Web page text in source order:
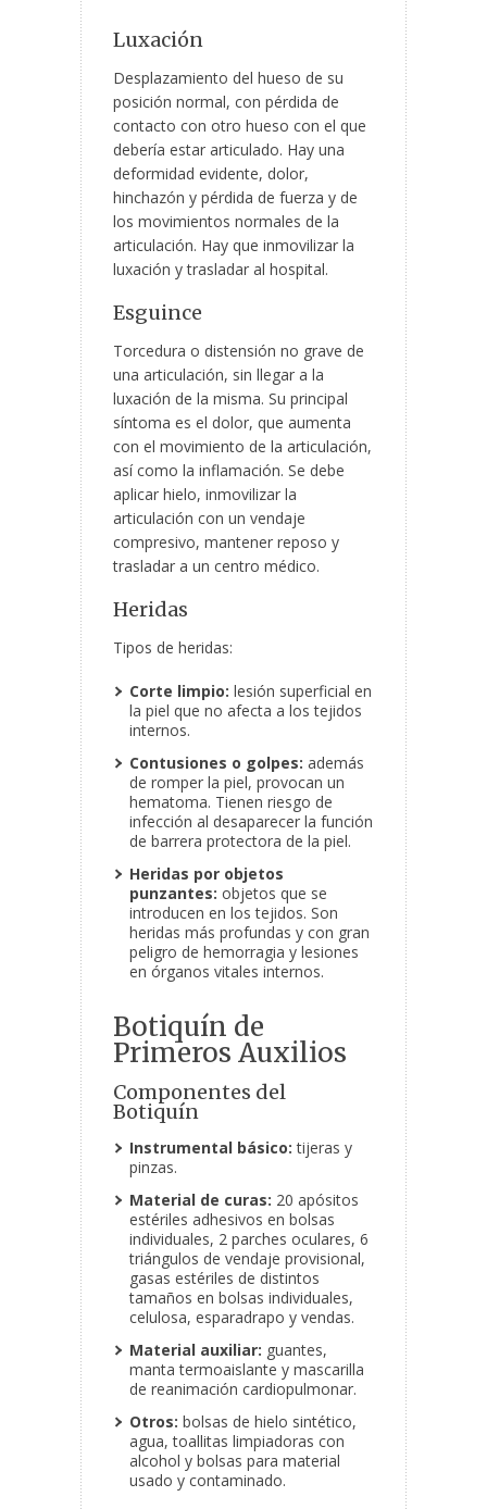
Luxación
Desplazamiento del hueso de su
posición normal, con pérdida de
contacto con otro hueso con el que
debería estar articulado. Hay una
deformidad evidente, dolor,
hinchazón y pérdida de fuerza y de
los movimientos normales de la
articulación. Hay que inmovilizar la
luxación y trasladar al hospital.
Esguince
Torcedura o distensión no grave de
una articulación, sin llegar a la
luxación de la misma. Su principal
síntoma es el dolor, que aumenta
con el movimiento de la articulación,
así como la inflamación. Se debe
aplicar hielo, inmovilizar la
articulación con un vendaje
compresivo, mantener reposo y
trasladar a un centro médico.
Heridas
Tipos de heridas:
Corte limpio: lesión superficial en
la piel que no afecta a los tejidos
internos.
Contusiones o golpes: además
de romper la piel, provocan un
hematoma. Tienen riesgo de
infección al desaparecer la función
de barrera protectora de la piel.
Heridas por objetos
punzantes: objetos que se
introducen en los tejidos. Son
heridas más profundas y con gran
peligro de hemorragia y lesiones
en órganos vitales internos.
Botiquín de
Primeros Auxilios
Componentes del
Botiquín
Instrumental básico: tijeras y
pinzas.
Material de curas: 20 apósitos
estériles adhesivos en bolsas
individuales, 2 parches oculares, 6
triángulos de vendaje provisional,
gasas estériles de distintos
tamaños en bolsas individuales,
celulosa, esparadrapo y vendas.
Material auxiliar: guantes,
manta termoaislante y mascarilla
de reanimación cardiopulmonar.
Otros: bolsas de hielo sintético,
agua, toallitas limpiadoras con
alcohol y bolsas para material
usado y contaminado.